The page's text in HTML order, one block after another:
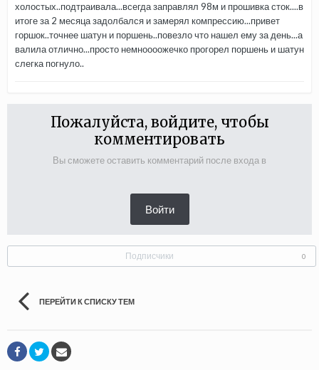
холостых..подтраивала...всегда заправлял 98м и прошивка сток....в
итоге за 2 месяца задолбался и замерял компрессию...привет
горшок..точнее шатун и поршень..повезло что нашел ему за день...а
валила отлично...просто немноооожечко прогорел поршень и шатун
слегка погнуло..
Пожалуйста, войдите, чтобы
комментировать
Вы сможете оставить комментарий после входа в
Войти
Подписчики 0
ПЕРЕЙТИ К СПИСКУ ТЕМ